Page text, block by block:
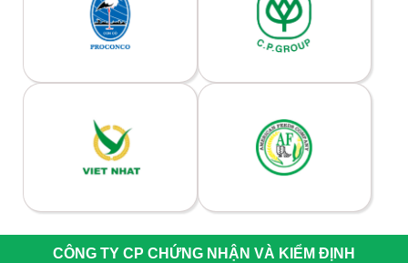
CÔNG TY CP CHỨNG NHẬN VÀ KIỂM ĐỊNH